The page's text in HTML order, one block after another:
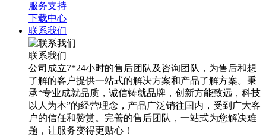
服务支持
下载中心
联系我们
联系我们
公司成立7*24小时的售后团队及咨询团队，为售后和想
了解的客户提供一站式的解决方案和产品了解方案。秉
承“专业成就品质，诚信铸就品牌，创新方能致远，科技
以人为本”的经营理念，产品广泛销往国内，受到广大客
户的信任和赞赏。完善的售后团队，一站式为您解决难
题，让服务变得更贴心！